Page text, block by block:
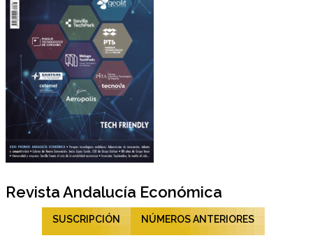
Revista Andalucía Económica
SUSCRIPCIÓN NÚMEROS ANTERIORES